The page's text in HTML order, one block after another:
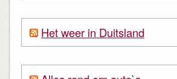
Het weer in Duitsland